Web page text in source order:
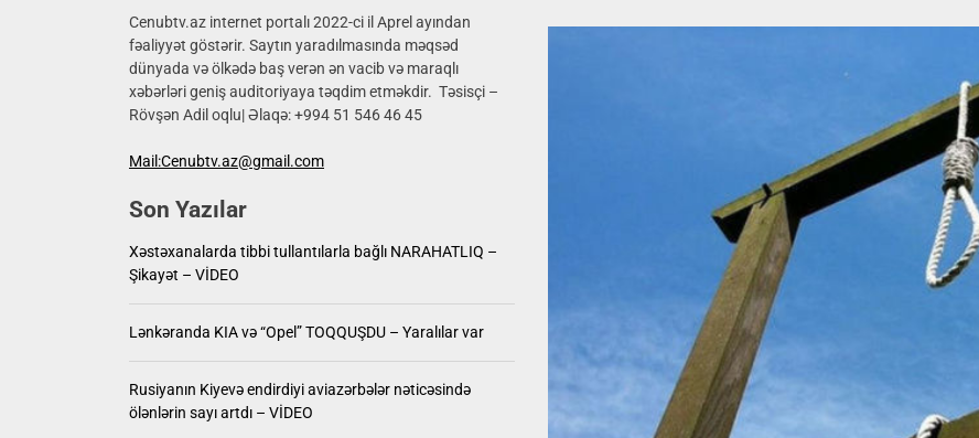
Xəstəxanalarda tibbi tullantılarla bağlı NARAHATLIQ – Şikayət – VİDEO
Lənkəranda KIA və “Opel” TOQQUŞDU – Yaralılar var
Rusiyanın Kiyevə endirdiyi aviazərbələr nəticəsində ölənlərin sayı artdı – VİDEO
Buzovnadakı dəhşətli qəzada ölən Elmirin GÖRÜNTÜLƏRİ
Məmmədnağı Əkbərova yüksək vəzifə verildi
Cenubtv.az internet portalı 2022-ci il Aprel ayından
fəaliyyət göstərir. Saytın yaradılmasında məqsəd
dünyada və ölkədə baş verən ən vacib və maraqlı
xəbərləri geniş auditoriyaya təqdim etməkdir. Təsisçi –
Rövşən Adil oqlu| Əlaqə: +994 51 546 46 45
Mail:Cenubtv.az@gmail.com
Son Yazılar
Xəstəxanalarda tibbi tullantılarla bağlı NARAHATLIQ –
Şikayət – VİDEO
Lənkəranda KIA və “Opel” TOQQUŞDU – Yaralılar var
Rusiyanın Kiyevə endirdiyi aviazərbələr nəticəsində
ölənlərin sayı artdı – VİDEO